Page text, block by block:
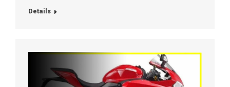
Details